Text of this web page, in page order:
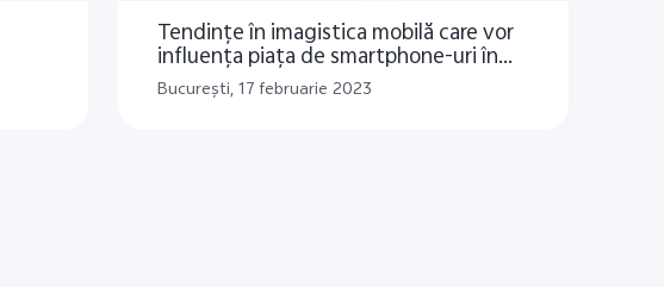
Tendinţe în imagistica mobilă care vor
influenţa piaţa de smartphone-uri în
2023
Bucureşti, 17 februarie 2023